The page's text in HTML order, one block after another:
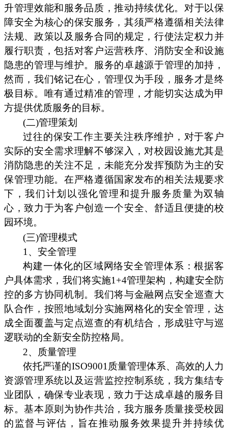
升管理效能和服务品质，推动持续优化。对于以保
障安全为核心的保安服务，其须严格遵循相关法律
法规、政策以及服务合同的规定，行使法定权力并
履行职责，包括对客户运营秩序、消防安全和设施
隐患的管理与维护。服务的卓越源于管理的加持，
然而，我们铭记在心，管理仅为手段，服务才是终
极目标。唯有通过精准的管理，才能切实达成为甲
方提供优质服务的目标。
(二)管理策划
过往的保安工作主要关注秩序维护，对于客户
实际的安全需求理解不够深入，对校园设施尤其是
消防隐患的关注不足，未能充分发挥预防为主的安
保管理功能。在严格遵循国家发布的相关法规要求
下，我们计划以强化管理和提升服务质量为双轴
心，致力于为客户创造一个安全、舒适且便捷的校
园环境。
(三)管理模式
1、安全管理
构建一体化的区域网络安全管理体系：根据客
户具体需求，我们将实施1+4管理架构，构建安全防
控的多方协同机制。我们将与金融网点安全巡查大
队合作，按照地域划分实施网格化的安全管理，达
成全面覆盖与定点巡查的有机结合，形成驻守与巡
逻联动的全新安全防控格局。
2、质量管理
依托严谨的ISO9001质量管理体系、高效的人力
资源管理系统以及运营监控控制系统，我方集结专
业团队，确保专业表现，致力于达成卓越的服务目
标。基本原则为协作共治，我方服务质量接受校园
的监督与评估，旨在推动服务效果提升并持续优